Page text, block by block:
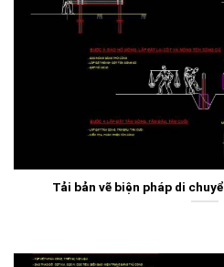
Tải bản vẽ biện pháp di